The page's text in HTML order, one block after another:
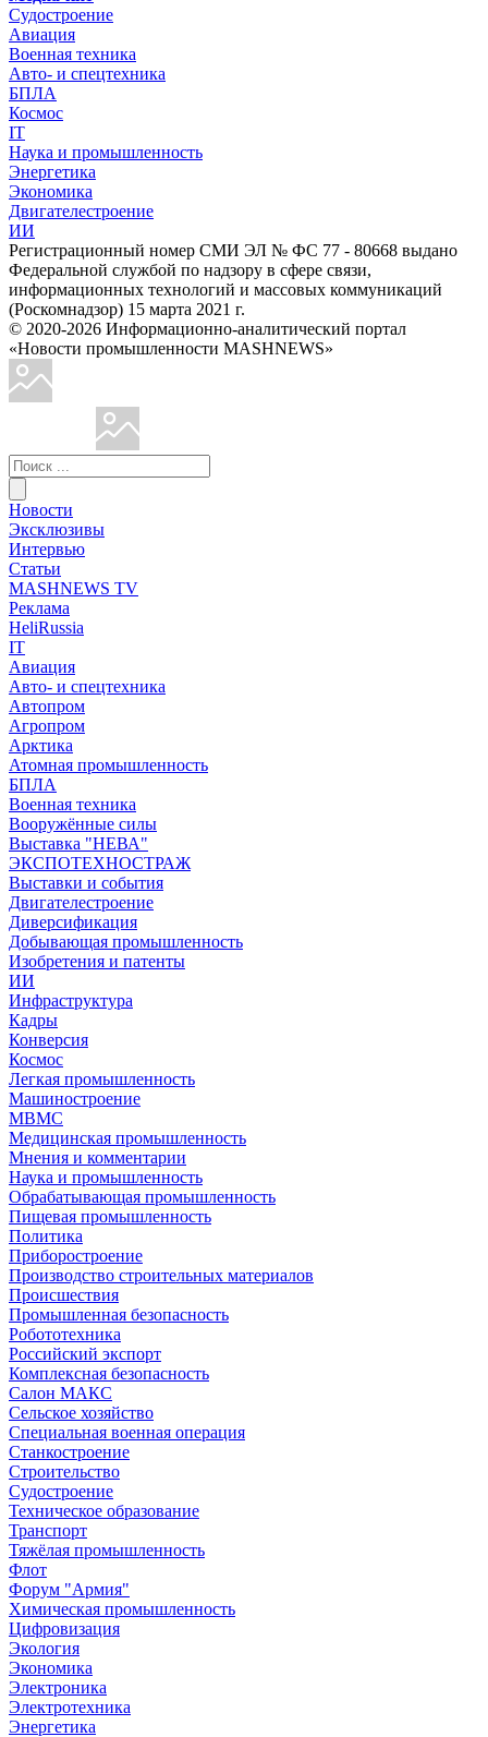
Судостроение
Авиация
Военная техника
Авто- и спецтехника
БПЛА
Космос
IT
Наука и промышленность
Энергетика
Экономика
Двигателестроение
ИИ
Регистрационный номер СМИ ЭЛ № ФС 77 - 80668 выдано
Федеральной службой по надзору в сфере связи,
информационных технологий и массовых коммуникаций
(Роскомнадзор) 15 марта 2021 г.
© 2020-2026 Информационно-аналитический портал
«Новости промышленности MASHNEWS»
Новости
Эксклюзивы
Интервью
Статьи
MASHNEWS TV
Реклама
HeliRussia
IT
Авиация
Авто- и спецтехника
Автопром
Агропром
Арктика
Атомная промышленность
БПЛА
Военная техника
Вооружённые силы
Выставка "НЕВА"
ЭКСПОТЕХНОСТРАЖ
Выставки и события
Двигателестроение
Диверсификация
Добывающая промышленность
Изобретения и патенты
ИИ
Инфраструктура
Кадры
Конверсия
Космос
Легкая промышленность
Машиностроение
МВМС
Медицинская промышленность
Мнения и комментарии
Наука и промышленность
Обрабатывающая промышленность
Пищевая промышленность
Политика
Приборостроение
Производство строительных материалов
Происшествия
Промышленная безопасность
Робототехника
Российский экспорт
Комплексная безопасность
Салон МАКС
Сельское хозяйство
Специальная военная операция
Станкостроение
Строительство
Судостроение
Техническое образование
Транспорт
Тяжёлая промышленность
Флот
Форум "Армия"
Химическая промышленность
Цифровизация
Экология
Экономика
Электроника
Электротехника
Энергетика